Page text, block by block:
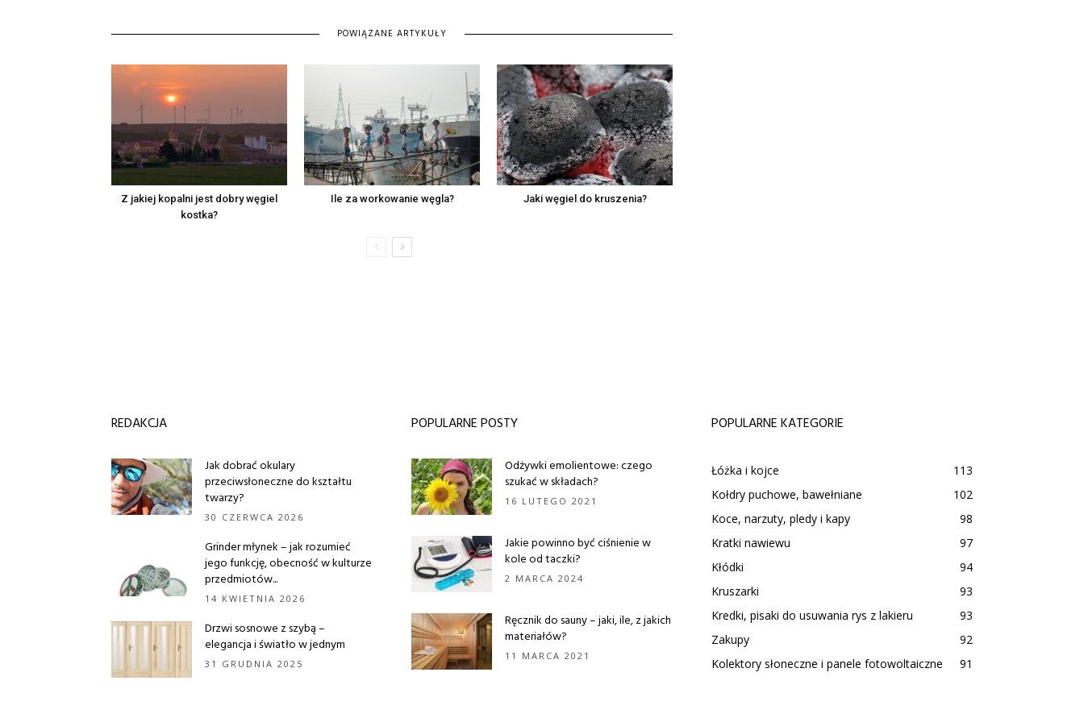
POWIĄZANE ARTYKUŁY
Z jakiej kopalni jest dobry węgiel
kostka?
Ile za workowanie węgla? Jaki węgiel do kruszenia?
REDAKCJA
Jak dobrać okulary
przeciwsłoneczne do kształtu
twarzy?
30 CZERWCA 2026
Grinder młynek – jak rozumieć
jego funkcję, obecność w kulturze
przedmiotów...
14 KWIETNIA 2026
Drzwi sosnowe z szybą –
elegancja i światło w jednym
31 GRUDNIA 2025
POPULARNE POSTY
Odżywki emolientowe: czego
szukać w składach?
16 LUTEGO 2021
Jakie powinno być ciśnienie w
kole od taczki?
2 MARCA 2024
Ręcznik do sauny – jaki, ile, z jakich
materiałów?
11 MARCA 2021
POPULARNE KATEGORIE
Łóżka i kojce
113
Kołdry puchowe, bawełniane
102
Koce, narzuty, pledy i kapy
98
Kratki nawiewu
97
Kłódki
94
Kruszarki
93
Kredki, pisaki do usuwania rys z lakieru
93
Zakupy
92
Kolektory słoneczne i panele fotowoltaiczne
91